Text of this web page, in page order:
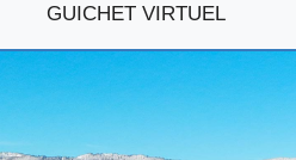
GUICHET VIRTUEL